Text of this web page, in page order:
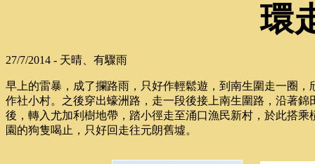
環
27/7/2014 - 天晴、有驟雨
早上的雷暴，成了攔路雨，只好作輕鬆遊，到南生圍走一圈
作社小村。之後穿出蠔洲路，走一段後接上南生圍路，沿著
後，轉入尤加利樹地帶，踏小徑走至涌口漁民新村，於此搭
園的狗隻喝止，只好回走往元朗舊墟。